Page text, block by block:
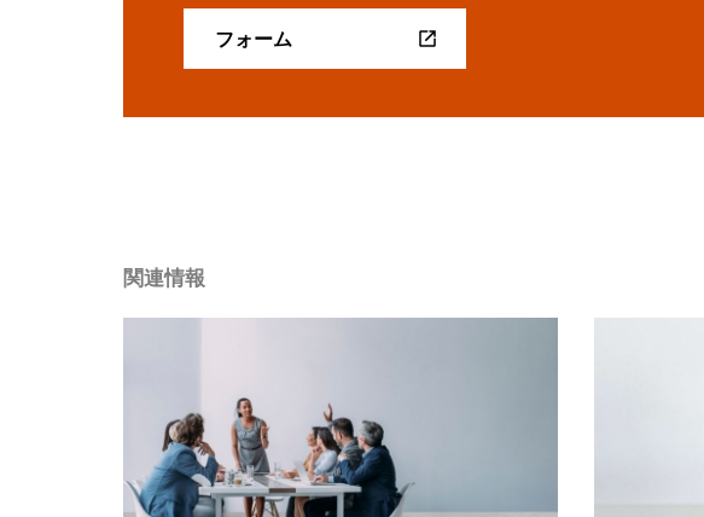
フォーム
関連情報